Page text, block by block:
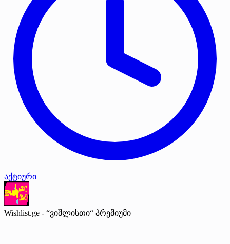
აქტიური
Wishlist.ge - “ვიშლისთი“ პრემიუმი